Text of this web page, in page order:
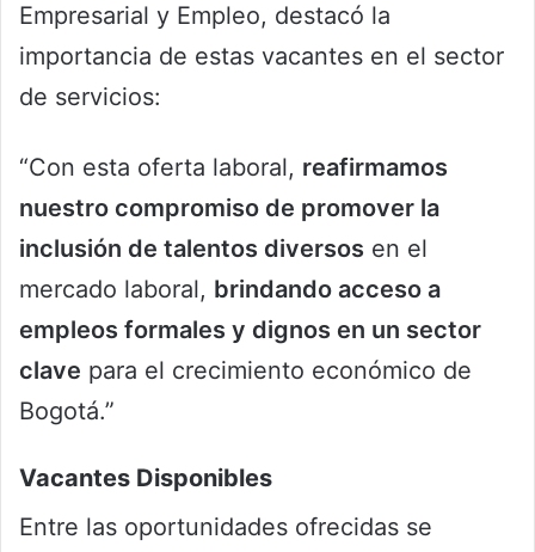
Empresarial y Empleo, destacó la
importancia de estas vacantes en el sector
de servicios:
“Con esta oferta laboral, reafirmamos
nuestro compromiso de promover la
inclusión de talentos diversos en el
mercado laboral, brindando acceso a
empleos formales y dignos en un sector
clave para el crecimiento económico de
Bogotá.”
Vacantes Disponibles
Entre las oportunidades ofrecidas se